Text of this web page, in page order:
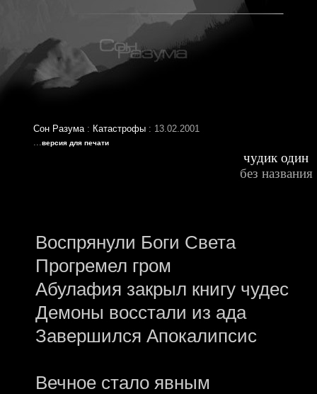
Сон Разума: Катастрофы: 13.02.2001
...версия для печати
чудик один
без названия
Воспрянули Боги Света
Прогремел гром
Абулафия закрыл книгу чудес
Демоны восстали из ада
Завершился Апокалипсис
Вечное стало явным